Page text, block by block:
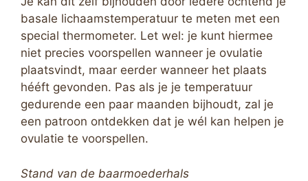
basale lichaamstemperatuur te meten met een
special thermometer. Let wel: je kunt hiermee
niet precies voorspellen wanneer je ovulatie
plaatsvindt, maar eerder wanneer het plaats
hééft gevonden. Pas als je je temperatuur
gedurende een paar maanden bijhoudt, zal je
een patroon ontdekken dat je wél kan helpen je
ovulatie te voorspellen.
Stand van de baarmoederhals